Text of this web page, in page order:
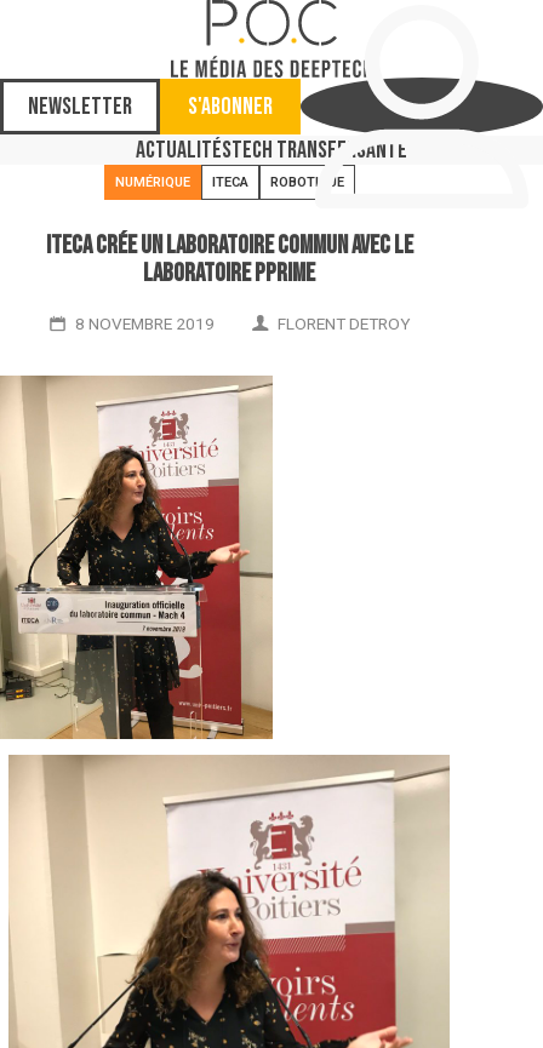
Newsletter
S'abonner
ActualitésTech TransferSanté
NUMÉRIQUE ITECA ROBOTIQUE
Iteca crée un laboratoire commun avec le
laboratoire Pprime
8 NOVEMBRE 2019 FLORENT DETROY